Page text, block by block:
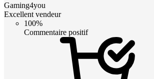
Gaming4you
Excellent vendeur
100%
Commentaire positif